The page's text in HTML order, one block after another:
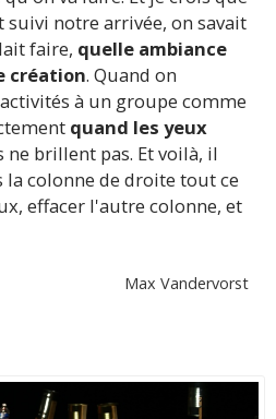
suivi notre arrivée, on savait
faire, quelle ambiance
création. Quand on
à un groupe comme
quand les yeux
brillent pas. Et voilà, il
colonne de droite tout ce
effacer l'autre colonne, et
Max Vandervorst